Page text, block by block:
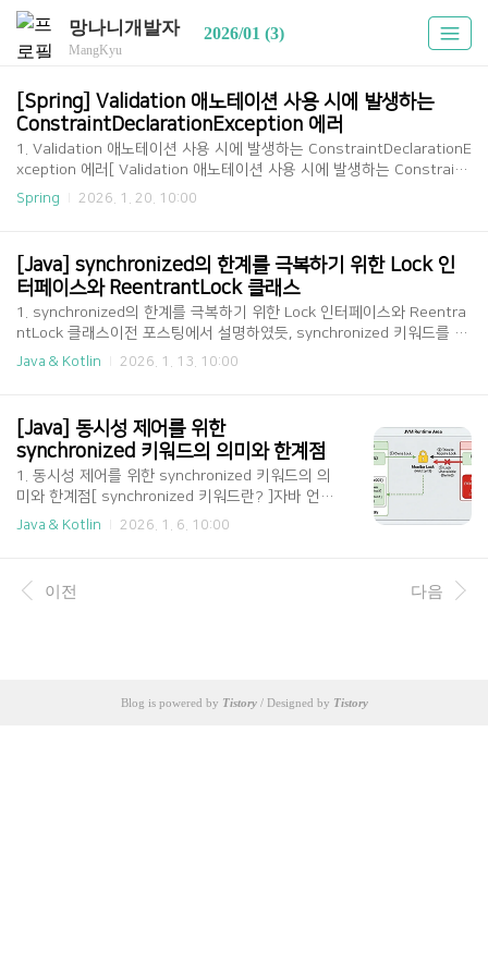
망나니개발자
MangKyu
2026/01 (3)
[Spring] Validation 애노테이션 사용 시에 발생하는
ConstraintDeclarationException 에러
1. Validation 애노테이션 사용 시에 발생하는 ConstraintDeclarationE
xception 에러[ Validation 애노테이션 사용 시에 발생하는 Constraint
DeclarationException 에러 ]에를 들어 다음과 같은 컨트롤러가 존재한
다고 하자. 파라미터로 받는 name은 최소 길이가 10이여야 한다는 유효
싱화한 TestControllerInterface에는 관련 애노테이션 정보가 존재하
지 않는 상황이다. 이러한 상황에서 컨트롤러를 호출하게 되면 어떤 결과
가 나올까?import org.hibernate.validator.constraints.Length;impo
rt org.springframewo..
Spring 2026. 1. 20. 10:00
[Java] synchronized의 한계를 극복하기 위한 Lock 인
터페이스와 ReentrantLock 클래스
1. synchronized의 한계를 극복하기 위한 Lock 인터페이스와 Reentra
ntLock 클래스이전 포스팅에서 설명하였듯, synchronized 키워드를 활
용한 동시성 제어는 다음의 2가지 치명적인 문제가 있었다.공정성 문제:
a.util.concurrent 라는 동시성 문제 해결을 위한 라이브러리 패키지가
추가되었다. [ 무한 대기 문제를 해결하기 위한 LockSupport 클래스 ]먼
저 무한 대기 문제를 해결하기 위해 LockSupport 클래스가 추가되었다.
LockSupport는 스레드를 블로킹/언블로킹하기 위한 가장 기본적인 도
구로, ..
Java & Kotlin 2026. 1. 13. 10:00
[Java] 동시성 제어를 위한
synchronized 키워드의 의미와 한계점
1. 동시성 제어를 위한 synchronized 키워드의 의
미와 한계점[ synchronized 키워드란? ]자바 언어
는 설계 초기부터 대량의 요청을 처리할 수 있도록
hronized 키워드를 제공하였다. synchronized 키
워드를 사용하면 임계 영역의 동기화를 쉽게 구현할
메서드 public synchronized void d..
Java & Kotlin 2026. 1. 6. 10:00
이전 다음
Blog is powered by Tistory/ Designed by Tistory